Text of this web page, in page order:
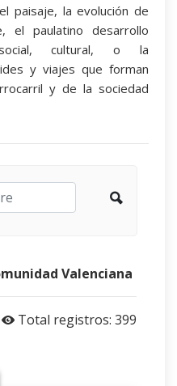
paisaje, la evolución de
el paulatino desarrollo
social, cultural, o la
y viajes que forman
y de la sociedad
Valenciana
Total registros: 399